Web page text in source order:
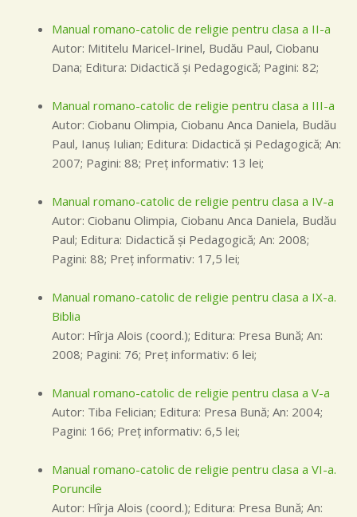
Manual romano-catolic de religie pentru clasa a II-a
Autor: Mititelu Maricel-Irinel, Budău Paul, Ciobanu
Dana; Editura: Didactică şi Pedagogică; Pagini: 82;
Manual romano-catolic de religie pentru clasa a III-a
Autor: Ciobanu Olimpia, Ciobanu Anca Daniela, Budău
Paul, Ianuş Iulian; Editura: Didactică şi Pedagogică; An:
2007; Pagini: 88; Preţ informativ: 13 lei;
Manual romano-catolic de religie pentru clasa a IV-a
Autor: Ciobanu Olimpia, Ciobanu Anca Daniela, Budău
Paul; Editura: Didactică şi Pedagogică; An: 2008;
Pagini: 88; Preţ informativ: 17,5 lei;
Manual romano-catolic de religie pentru clasa a IX-a.
Biblia
Autor: Hîrja Alois (coord.); Editura: Presa Bună; An:
2008; Pagini: 76; Preţ informativ: 6 lei;
Manual romano-catolic de religie pentru clasa a V-a
Autor: Tiba Felician; Editura: Presa Bună; An: 2004;
Pagini: 166; Preţ informativ: 6,5 lei;
Manual romano-catolic de religie pentru clasa a VI-a.
Poruncile
Autor: Hîrja Alois (coord.); Editura: Presa Bună; An: